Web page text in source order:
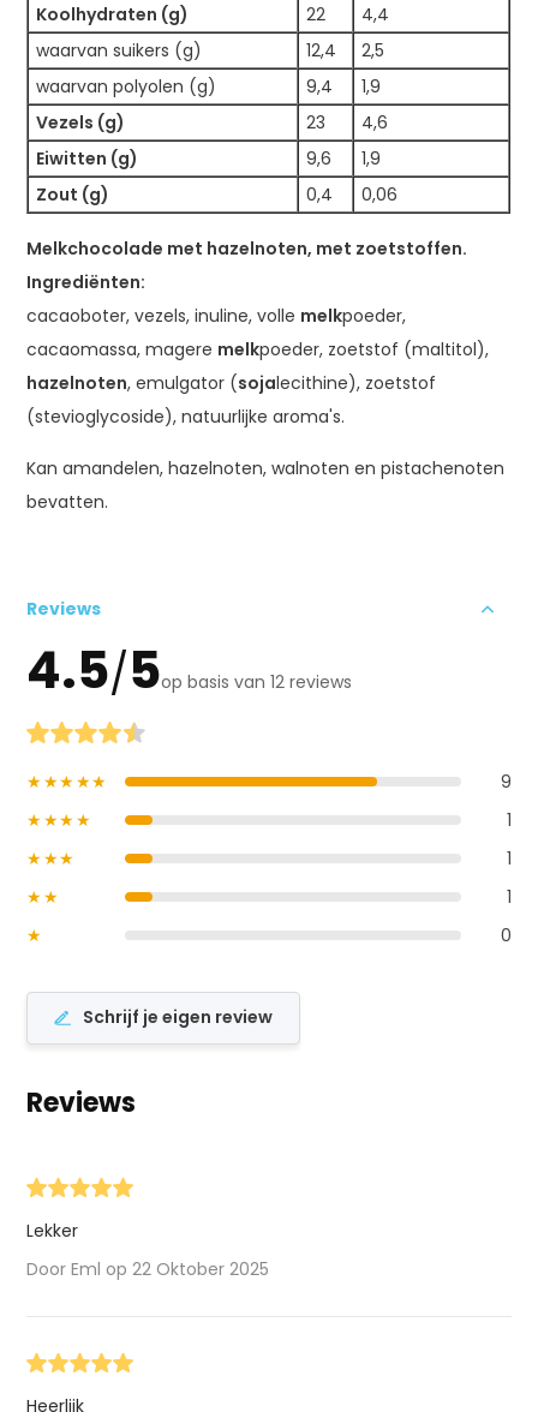
Koolhydraten (g) 22
4,4
waarvan suikers (g)
12,4
2,5
waarvan polyolen (g)
9,4
1,9
Vezels (g)
23
4,6
Eiwitten (g)
9,6
1,9
Zout (g)
0,4 0,06
Melkchocolade met hazelnoten, met zoetstoffen.
Ingrediënten:
cacaoboter, vezels, inuline, volle melkpoeder,
cacaomassa, magere melkpoeder, zoetstof (maltitol),
hazelnoten, emulgator (sojalecithine), zoetstof
(stevioglycoside), natuurlijke aroma's.
Kan amandelen, hazelnoten, walnoten en pistachenoten
bevatten.
Reviews
4.5/5op basis van 12 reviews
★★★★★
9
★★★★
1
★★★
1
★★
1
★
0
Schrijf je eigen review
Reviews
Lekker
Door Eml op 22 Oktober 2025
Heerlijk